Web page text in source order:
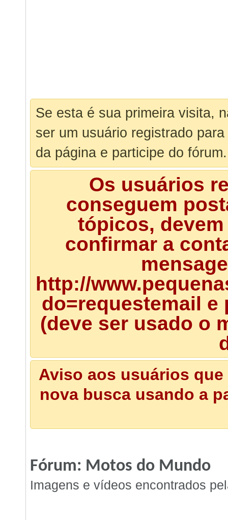
Se esta é sua primeira visita,
ser um usuário registrado
da página e participe do fórum.
Os usuários
conseguem
tópicos,
confirmar a
http://
do=requestemail
(deve ser usado o
Aviso aos usuários
nova busca usando a
Fórum: Motos do Mundo
Imagens e vídeos encontrados